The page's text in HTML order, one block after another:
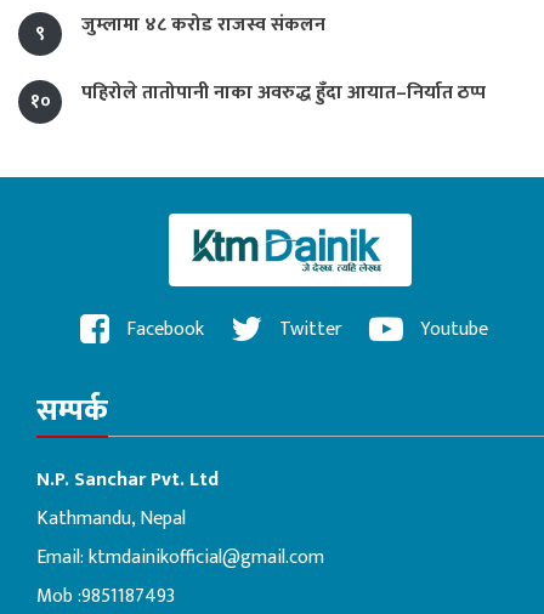
९ जुम्लामा ४८ करोड राजस्व संकलन
१० पहिरोले तातोपानी नाका अवरुद्ध हुँदा आयात–निर्यात ठप्प
Facebook Twitter Youtube
सम्पर्क
N.P. Sanchar Pvt. Ltd
Kathmandu, Nepal
Email:ktmdainikofficial@gmail.com
Mob :9851187493